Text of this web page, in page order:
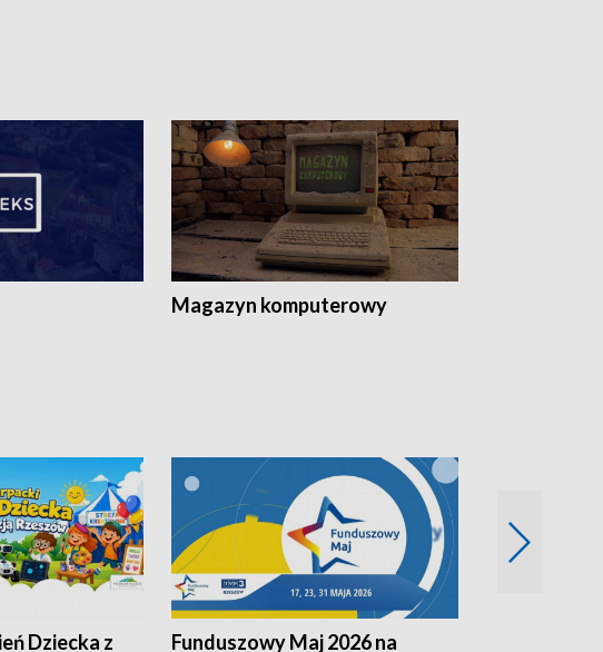
Magazyn komputerowy
Dziecka z Funduszowy Maj 2026 na